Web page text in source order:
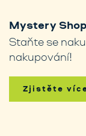
Mystery
Staňte se
nakupování!
Zjistěte